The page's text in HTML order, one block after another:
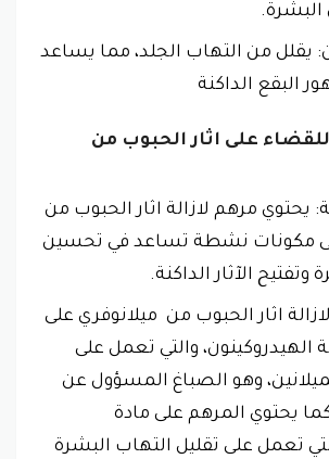
البشرة.
يقلل من التهاب الجلد، مما يساعد
البقع الداكنة
على اثار الحبوب من
يحتوي مرهم لازالة اثار الحبوب من
مكونات نشطة تساعد في تحسين
الآثار الداكنة.
اثار الحبوب من ميلانوفري على
الهيدروكينون، والتي تعمل على
وهو الصباغ المسؤول عن
يحتوي المرهم على مادة
تعمل على تقليل التهاب البشرة